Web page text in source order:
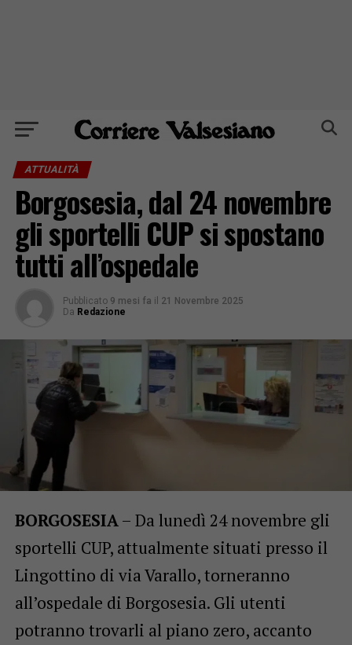
ATTUALITÀ
Borgosesia, dal 24 novembre
gli sportelli CUP si spostano
tutti all’ospedale
Pubblicato 9 mesi fa il 21 Novembre 2025
Da Redazione
BORGOSESIA– Da lunedì 24 novembre gli
sportelli CUP, attualmente situati presso il
Lingottino di via Varallo, torneranno
all’ospedale di Borgosesia. Gli utenti
potranno trovarli al piano zero, accanto